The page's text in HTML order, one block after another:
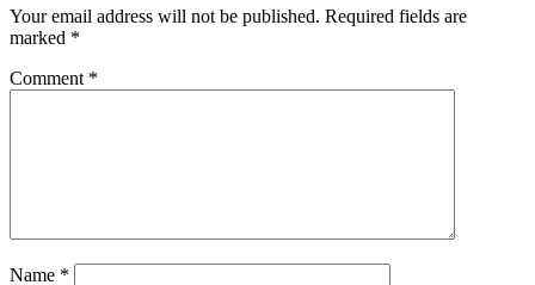
Your email address will not be published. Required fields are
marked *
Comment *
Name *